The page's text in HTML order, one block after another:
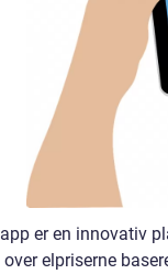
er en innovativ
elpriserne